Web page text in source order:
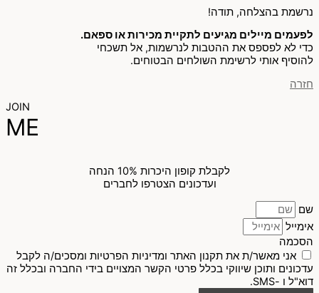
נרשמת בהצלחה, תודה!
לפעמים מיילים מגיעים לתקיית מכירות או ספאם.
כדי לא לפספס את ההטבות לנרשמות, אל תשכחי
להוסיף אותי לרשימת השולחים הבטוחים.
חזרה
JOIN
ME
לקבלת קופון היכרות 10% הנחה
ועדכונים הצטרפו לחברים
שם
אימייל
הסכמה
אני מאשר/ת את תקנון האתר ומדיניות הפרטיות ומסכים/ה לקבל
עדכונים ותוכן שיווקי בכלל פרטי הקשר המצויים בידי החברה ובכלל זה
דוא"ל ו -SMS.